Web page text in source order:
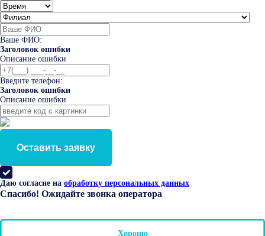
Ваше ФИО:
Заголовок ошибки
Описание ошибки
Введите телефон:
Заголовок ошибки
Описание ошибки
Оставить заявку
Даю согласие на обработку персональных данных
Спасибо! Ожидайте звонка оператора
Хорошо